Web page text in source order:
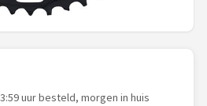
uur besteld, morgen in huis